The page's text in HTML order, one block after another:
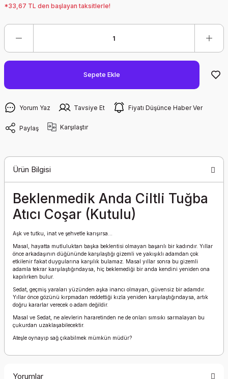
*33,67 TL den başlayan taksitlerle!
Sepete Ekle
Yorum Yaz Tavsiye Et Fiyatı Düşünce Haber Ver
Paylaş Karşılaştır
Ürün Bilgisi
Beklenmedik Anda Ciltli Tuğba
Atıcı Coşar (Kutulu)
Aşk ve tutku, inat ve şehvetle karışırsa...
Masal, hayatta mutluluktan başka beklentisi olmayan başarılı bir kadındır. Yıllar
önce arkadaşının düğününde karşılaştığı gizemli ve yakışıklı adamdan çok
etkilenir fakat duygularına karşılık bulamaz. Masal yıllar sonra bu gizemli
adamla tekrar karşılaştığındaysa, hiç beklemediği bir anda kendini yeniden ona
kapılırken bulur.
Sedat, geçmiş yaraları yüzünden aşka inancı olmayan, güvensiz bir adamdır.
Yıllar önce gözünü kırpmadan reddettiği kızla yeniden karşılaştığındaysa, artık
doğru kararlar verecek o adam değildir.
Masal ve Sedat, ne alevlerin hararetinden ne de onları sımsıkı sarmalayan bu
çukurdan uzaklaşabilecektir.
Ateşle oynayıp sağ çıkabilmek mümkün müdür?
Yorumlar